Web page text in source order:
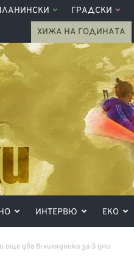
ГРАДСКИ
ХИЖА НА ГОДИНАТА
ИНТЕРВЮ ЕКО
още два 8-хилядника за 3 дни